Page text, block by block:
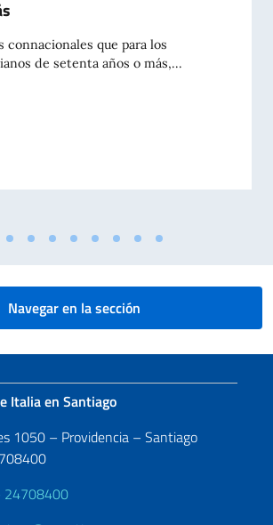
connacionales que para los
de setenta años o más,...
Nacional de Identidad Electrónico (CIE): validez
Navegar en la sección
footer
Italia en Santiago
1050 – Providencia – Santiago